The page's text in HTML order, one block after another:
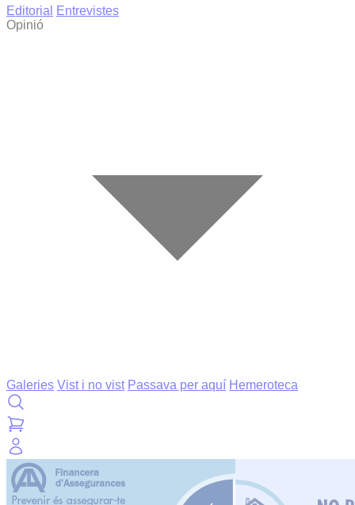
Editorial
Entrevistes
Opinió
Galeries Vist i no vist Passava per aquí Hemeroteca